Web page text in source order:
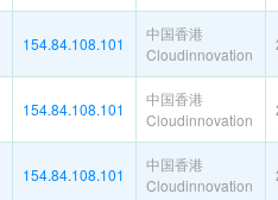
154.84.108.101
中国香港
Cloudinnovation
154.84.108.101
中国香港
Cloudinnovation
154.84.108.101
中国香港
Cloudinnovation